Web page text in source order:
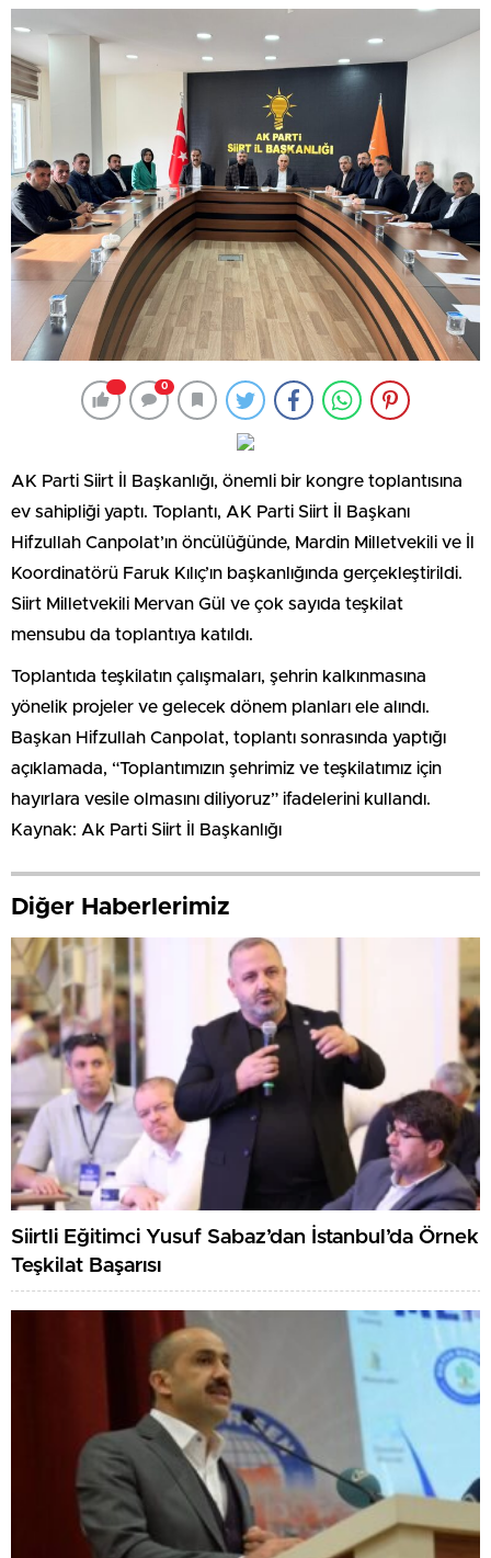
0
AK Parti Siirt İl Başkanlığı, önemli bir kongre toplantısına
ev sahipliği yaptı. Toplantı, AK Parti Siirt İl Başkanı
Hifzullah Canpolat’ın öncülüğünde, Mardin Milletvekili ve İl
Koordinatörü Faruk Kılıç’ın başkanlığında gerçekleştirildi.
Siirt Milletvekili Mervan Gül ve çok sayıda teşkilat
mensubu da toplantıya katıldı.
Toplantıda teşkilatın çalışmaları, şehrin kalkınmasına
yönelik projeler ve gelecek dönem planları ele alındı.
Başkan Hifzullah Canpolat, toplantı sonrasında yaptığı
açıklamada, “Toplantımızın şehrimiz ve teşkilatımız için
hayırlara vesile olmasını diliyoruz” ifadelerini kullandı.
Kaynak: Ak Parti Siirt İl Başkanlığı
Diğer Haberlerimiz
Siirtli Eğitimci Yusuf Sabaz’dan İstanbul’da Örnek
Teşkilat Başarısı